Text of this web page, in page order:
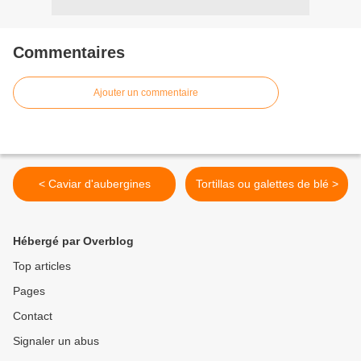
Commentaires
Ajouter un commentaire
< Caviar d'aubergines Tortillas ou galettes de blé >
Hébergé par Overblog
Top articles
Pages
Contact
Signaler un abus